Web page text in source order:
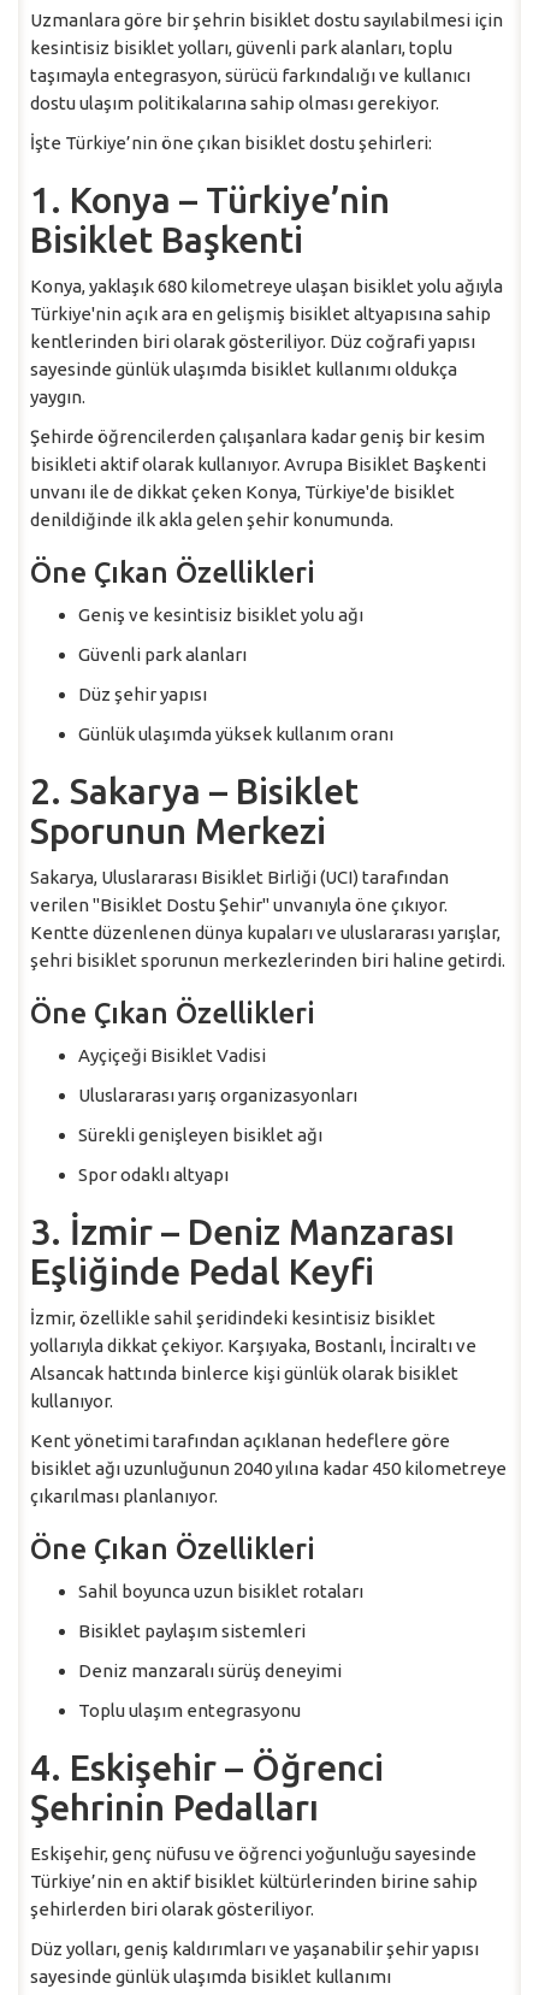
Uzmanlara göre bir şehrin bisiklet dostu sayılabilmesi için
kesintisiz bisiklet yolları, güvenli park alanları, toplu
taşımayla entegrasyon, sürücü farkındalığı ve kullanıcı
dostu ulaşım politikalarına sahip olması gerekiyor.
İşte Türkiye’nin öne çıkan bisiklet dostu şehirleri:
1. Konya – Türkiye’nin
Bisiklet Başkenti
Konya, yaklaşık 680 kilometreye ulaşan bisiklet yolu ağıyla
Türkiye'nin açık ara en gelişmiş bisiklet altyapısına sahip
kentlerinden biri olarak gösteriliyor. Düz coğrafi yapısı
sayesinde günlük ulaşımda bisiklet kullanımı oldukça
yaygın.
Şehirde öğrencilerden çalışanlara kadar geniş bir kesim
bisikleti aktif olarak kullanıyor. Avrupa Bisiklet Başkenti
unvanı ile de dikkat çeken Konya, Türkiye'de bisiklet
denildiğinde ilk akla gelen şehir konumunda.
Öne Çıkan Özellikleri
Geniş ve kesintisiz bisiklet yolu ağı
Güvenli park alanları
Düz şehir yapısı
Günlük ulaşımda yüksek kullanım oranı
2. Sakarya – Bisiklet
Sporunun Merkezi
Sakarya, Uluslararası Bisiklet Birliği (UCI) tarafından
verilen "Bisiklet Dostu Şehir" unvanıyla öne çıkıyor.
Kentte düzenlenen dünya kupaları ve uluslararası yarışlar,
şehri bisiklet sporunun merkezlerinden biri haline getirdi.
Öne Çıkan Özellikleri
Ayçiçeği Bisiklet Vadisi
Uluslararası yarış organizasyonları
Sürekli genişleyen bisiklet ağı
Spor odaklı altyapı
3. İzmir – Deniz Manzarası
Eşliğinde Pedal Keyfi
İzmir, özellikle sahil şeridindeki kesintisiz bisiklet
yollarıyla dikkat çekiyor. Karşıyaka, Bostanlı, İnciraltı ve
Alsancak hattında binlerce kişi günlük olarak bisiklet
kullanıyor.
Kent yönetimi tarafından açıklanan hedeflere göre
bisiklet ağı uzunluğunun 2040 yılına kadar 450 kilometreye
çıkarılması planlanıyor.
Öne Çıkan Özellikleri
Sahil boyunca uzun bisiklet rotaları
Bisiklet paylaşım sistemleri
Deniz manzaralı sürüş deneyimi
Toplu ulaşım entegrasyonu
4. Eskişehir – Öğrenci
Şehrinin Pedalları
Eskişehir, genç nüfusu ve öğrenci yoğunluğu sayesinde
Türkiye’nin en aktif bisiklet kültürlerinden birine sahip
şehirlerden biri olarak gösteriliyor.
Düz yolları, geniş kaldırımları ve yaşanabilir şehir yapısı
sayesinde günlük ulaşımda bisiklet kullanımı